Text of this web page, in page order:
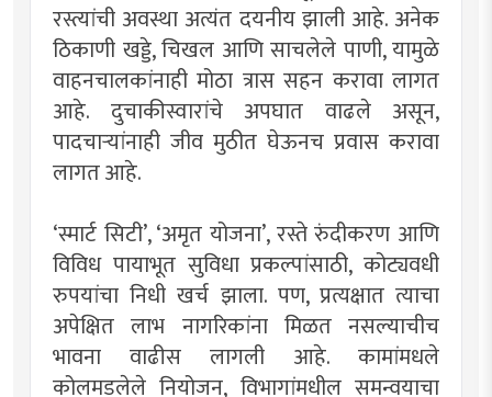
रस्त्यांची अवस्था अत्यंत दयनीय झाली आहे. अनेक
ठिकाणी खड्डे, चिखल आणि साचलेले पाणी, यामुळे
वाहनचालकांनाही मोठा त्रास सहन करावा लागत
आहे. दुचाकीस्वारांचे अपघात वाढले असून,
पादचाऱ्यांनाही जीव मुठीत घेऊनच प्रवास करावा
लागत आहे.
‌‘स्मार्ट सिटी‌’, ‌‘अमृत योजना‌’, रस्ते रुंदीकरण आणि
विविध पायाभूत सुविधा प्रकल्पांसाठी, कोट्यवधी
रुपयांचा निधी खर्च झाला. पण, प्रत्यक्षात त्याचा
अपेक्षित लाभ नागरिकांना मिळत नसल्याचीच
भावना वाढीस लागली आहे. कामांमधले
कोलमडलेले नियोजन, विभागांमधील समन्वयाचा